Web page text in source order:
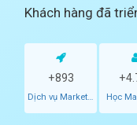
Khách hàng đã